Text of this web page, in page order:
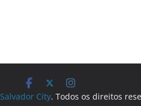
Salvador City. Todos os direitos